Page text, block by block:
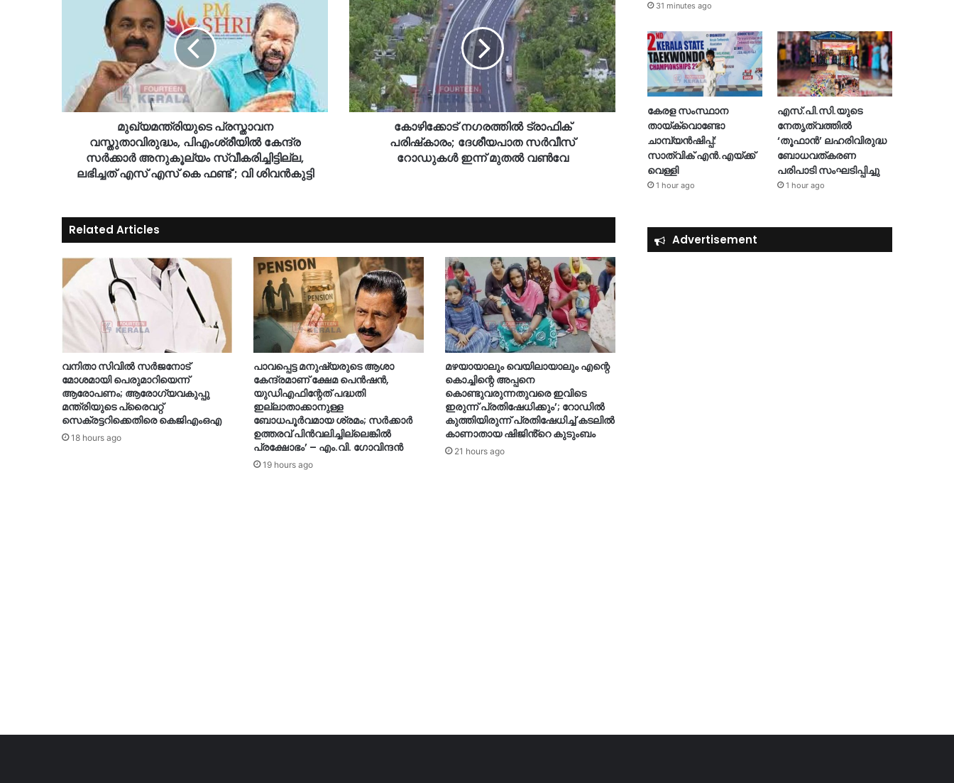
മുഖ്യമന്ത്രിയുടെ പ്രസ്താവന
വസ്തുതാവിരുദ്ധം, പിഎംശ്രീയിൽ കേന്ദ്ര
സർക്കാർ അനുകൂല്യം സ്വീകരിച്ചിട്ടില്ല,
ലഭിച്ചത് എസ് എസ് കെ ഫണ്ട്‌'; വി ശിവൻകുട്ടി
കോഴിക്കോട് നഗരത്തില്‍ ട്രാഫിക്
പരിഷ്‌കാരം; ദേശീയപാത സര്‍വീസ്
റോഡുകള്‍ ഇന്ന് മുതല്‍ വണ്‍വേ
Related Articles
വനിതാ സിവിൽ സർജനോട്
മോശമായി പെരുമാറിയെന്ന്
ആരോപണം; ആരോഗ്യവകുപ്പു
മന്ത്രിയുടെ പ്രൈവറ്റ്
സെക്രട്ടറിക്കെതിരെ കെജിഎംഒഎ
18 hours ago
പാവപ്പെട്ട മനുഷ്യരുടെ ആശാ
കേന്ദ്രമാണ് ക്ഷേമ പെൻഷൻ,
യുഡിഎഫിന്റേത് പദ്ധതി
ഇല്ലാതാക്കാനുള്ള
ബോധപൂർവമായ ശ്രമം; സർക്കാർ
ഉത്തരവ് പിൻവലിച്ചില്ലെങ്കിൽ
പ്രക്ഷോഭം’ – എം.വി. ഗോവിന്ദൻ
19 hours ago
മഴയായാലും വെയിലായാലും എന്റെ
കൊച്ചിന്റെ അപ്പനെ
കൊണ്ടുവരുന്നതുവരെ ഇവിടെ
ഇരുന്ന് പ്രതിഷേധിക്കും’; റോഡില്‍
കുത്തിയിരുന്ന് പ്രതിഷേധിച്ച് കടലില്‍
കാണാതായ ഷിജിൻ്റെ കുടുംബം
21 hours ago
31 minutes ago
കേരള സംസ്ഥാന
തായ്‌ക്വൊണ്ടോ
ചാമ്പ്യൻഷിപ്പ്:
സാത്വിക് എൻ.എയ്ക്ക്
വെള്ളി
1 hour ago
എസ്.പി.സി.യുടെ
നേതൃത്വത്തിൽ
‘തൂഫാൻ’ ലഹരിവിരുദ്ധ
ബോധവത്കരണ
പരിപാടി സംഘടിപ്പിച്ചു
1 hour ago
Advertisement